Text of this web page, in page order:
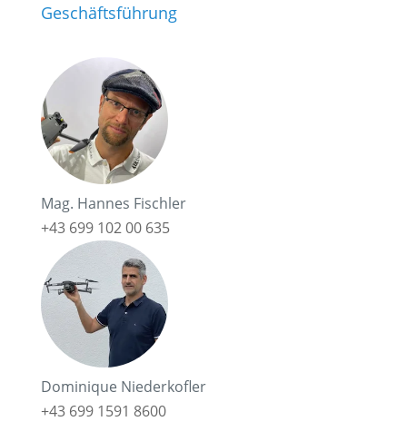
Geschäftsführung
Mag. Hannes Fischler
+43 699 102 00 635
Dominique Niederkofler
+43 699 1591 8600